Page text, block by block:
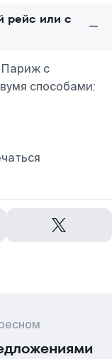
рейс или с
Париж с
способами: